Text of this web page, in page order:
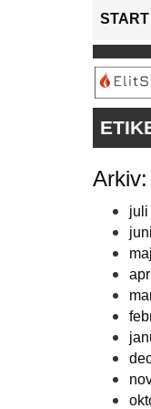
START
juli